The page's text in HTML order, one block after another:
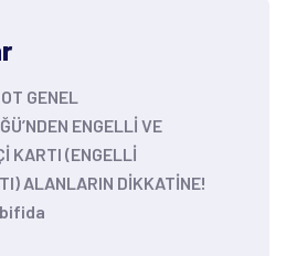
GENEL
ENGELLİ VE
KARTI (ENGELLİ
ALANLARIN DİKKATİNE!